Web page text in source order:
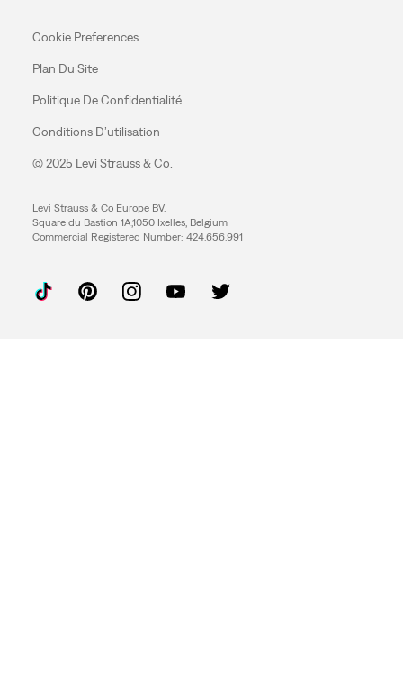
Cookie Preferences
Plan Du Site
Politique De Confidentialité
Conditions D’utilisation
© 2025 Levi Strauss & Co.
Levi Strauss & Co Europe BV.
Square du Bastion 1A,1050 Ixelles, Belgium
Commercial Registered Number: 424.656.991